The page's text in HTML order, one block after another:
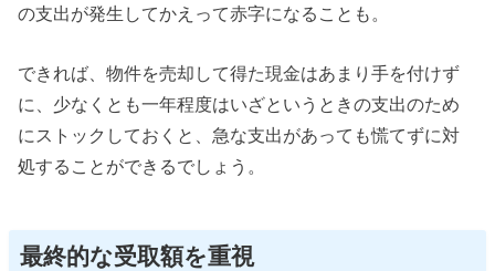
の支出が発生してかえって赤字になることも。
できれば、物件を売却して得た現金はあまり手を付けず
に、少なくとも一年程度はいざというときの支出のため
にストックしておくと、急な支出があっても慌てずに対
処することができるでしょう。
最終的な受取額を重視